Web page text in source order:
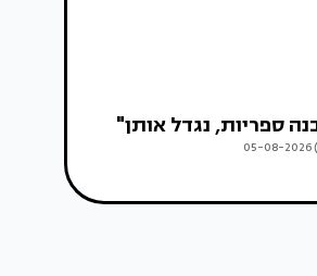
ספריות, נגדל אותן"
05-08-2026